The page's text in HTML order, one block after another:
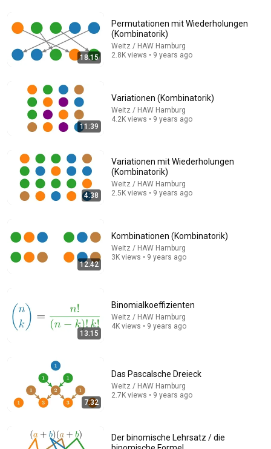
If Cops Ask "Where You Headed?" - Say THIS (Simple
Phrase)
Hampton Law • 986K views
Tom Stanton
New
1.4M views
Veritasium • 4.7M views
18:15
Permutationen mit Wiederholungen
(Kombinatorik)
Weitz / HAW Hamburg
2.8K views • 9 years ago
11:39
Variationen (Kombinatorik)
Weitz / HAW Hamburg
4.2K views • 9 years ago
4:38
Variationen mit Wiederholungen
(Kombinatorik)
Weitz / HAW Hamburg
2.5K views • 9 years ago
12:42
Kombinationen (Kombinatorik)
Weitz / HAW Hamburg
3K views • 9 years ago
13:15
Binomialkoeffizienten
Weitz / HAW Hamburg
4K views • 9 years ago
7:32
Das Pascalsche Dreieck
Weitz / HAW Hamburg
2.7K views • 9 years ago
Der binomische Lehrsatz / die